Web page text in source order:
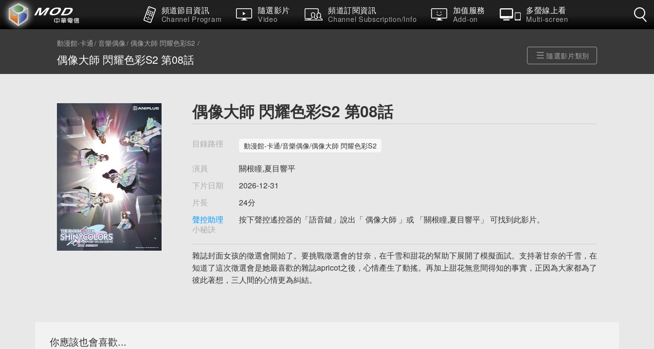
頻道節目資訊
Channel Program
隨選影片
Video
頻道訂閱資訊
Channel Subscription/Info
加值服務
Add-on
多螢線上看
Multi-screen
動漫館-卡通 音樂偶像 偶像大師 閃耀色彩S2
偶像大師 閃耀色彩S2 第08話 隨選影片類別
偶像大師 閃耀色彩S2 第08話
目錄路徑 動漫館-卡通/音樂偶像/偶像大師 閃耀色彩S2
演員
關根瞳,夏目響平
下片日期
2026-12-31
片長
24分
聲控助理
小秘訣
按下聲控遙控器的「語音鍵」說出「 偶像大師 」或 「關根瞳,夏目響平」 可找到此影片。
雜誌封面女孩的徵選會開始了。要挑戰徵選會的甘奈，在千雪和甜花的幫助下展開了模擬面試。支持著甘奈的千雪，在
知道了這次徵選會是她最喜歡的雜誌apricot之後，心情產生了動搖。再加上甜花無意間得知的事實，正因為大家都為了
彼此著想，三人間的心情更為糾結。
你應該也會喜歡...